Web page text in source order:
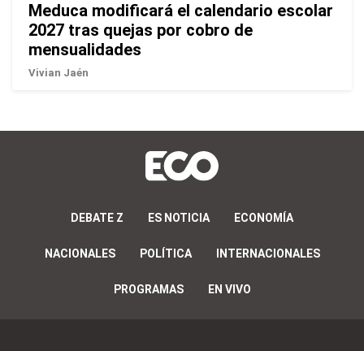
Meduca modificará el calendario escolar
2027 tras quejas por cobro de
mensualidades
Vivian Jaén
DEBATE Z ES NOTICIA ECONOMÍA
NACIONALES POLÍTICA INTERNACIONALES
PROGRAMAS EN VIVO